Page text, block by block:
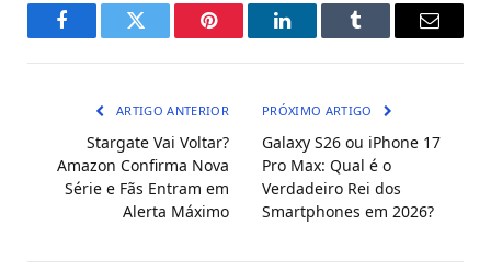
FacebookTwitter Pinterest LinkedInTumblr
E-
ARTIGO ANTERIOR
Stargate Vai Voltar?
Amazon Confirma Nova
Série e Fãs Entram em
Alerta Máximo
PRÓXIMO ARTIGO
Galaxy S26 ou iPhone 17
Pro Max: Qual é o
Verdadeiro Rei dos
Smartphones em 2026?